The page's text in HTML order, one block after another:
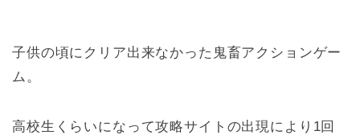
子供の頃にクリア出来なかった鬼畜アクションゲー
ム。
高校生くらいになって攻略サイトの出現により1回